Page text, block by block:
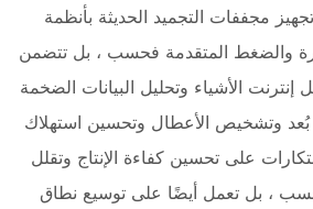
مجففات التجميد الحديثة بأنظمة
والضغط المتقدمة فحسب ، بل تتضمن
الأشياء وتحليل البيانات الضخمة
بُعد وتشخيص الأعطال وتحسين استهلاك
على تحسين كفاءة الإنتاج وتقلل
، بل تعمل أيضًا على توسيع نطاق